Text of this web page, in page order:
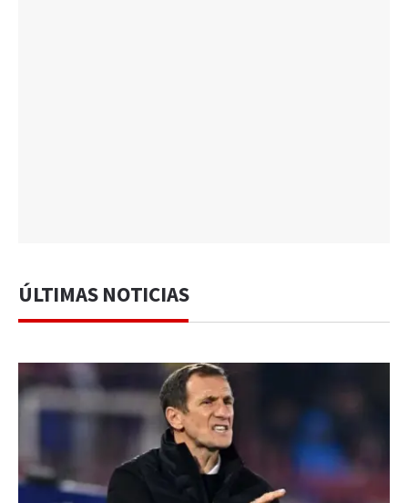
ÚLTIMAS NOTICIAS